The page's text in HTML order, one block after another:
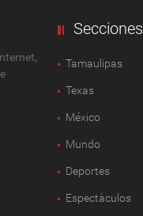
Secciones
Tamaulipas
Texas
México
Mundo
Deportes
Espectàculos